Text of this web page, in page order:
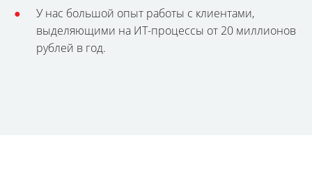
У нас большой опыт работы с клиентами,
выделяющими на ИТ-процессы от 20 миллионов
рублей в год.